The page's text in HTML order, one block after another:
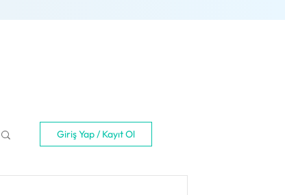
Giriş Yap / Kayıt Ol